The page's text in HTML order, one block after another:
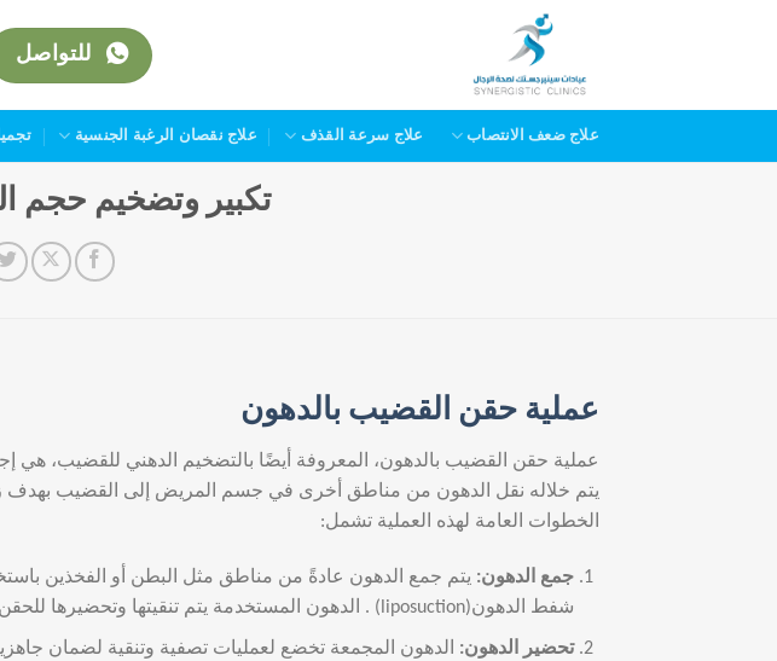
للتواصل
علاج ضعف الانتصاب علاج سرعة القذف علاج نقصان الرغبة الجنسية
تكبير وتضخيم حجم
عملية حقن القضيب بالدهون
عملية حقن القضيب بالدهون، المعروفة أيضًا بالتضخيم الدهني للقضيب، هي
يتم خلاله نقل الدهون من مناطق أخرى في جسم المريض إلى القضيب بهدف
الخطوات العامة لهذه العملية تشمل:
جمع الدهون: يتم جمع الدهون عادةً من مناطق مثل البطن أو الفخذين
شفط الدهون(liposuction) . الدهون المستخدمة يتم تنقيتها وتحضيرها للحقن.
تحضير الدهون: الدهون المجمعة تخضع لعمليات تصفية وتنقية لضمان